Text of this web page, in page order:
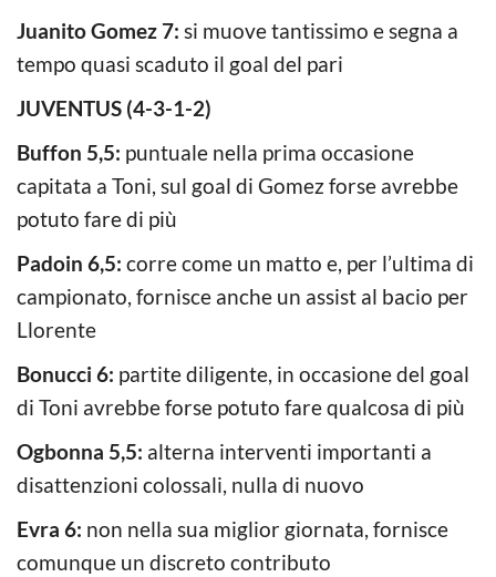
Juanito Gomez 7: si muove tantissimo e segna a
tempo quasi scaduto il goal del pari
JUVENTUS (4-3-1-2)
Buffon 5,5: puntuale nella prima occasione
capitata a Toni, sul goal di Gomez forse avrebbe
potuto fare di più
Padoin 6,5: corre come un matto e, per l’ultima di
campionato, fornisce anche un assist al bacio per
Llorente
Bonucci 6: partite diligente, in occasione del goal
di Toni avrebbe forse potuto fare qualcosa di più
Ogbonna 5,5: alterna interventi importanti a
disattenzioni colossali, nulla di nuovo
Evra 6: non nella sua miglior giornata, fornisce
comunque un discreto contributo